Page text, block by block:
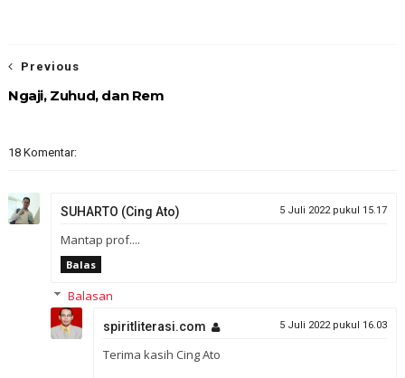
Previous
Ngaji, Zuhud, dan Rem
18 Komentar:
SUHARTO (Cing Ato) 5 Juli 2022 pukul 15.17
Mantap prof....
Balas
Balasan
spiritliterasi.com 5 Juli 2022 pukul 16.03
Terima kasih Cing Ato